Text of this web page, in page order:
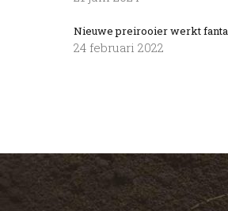
Nieuwe preirooier werkt
24 februari 2022